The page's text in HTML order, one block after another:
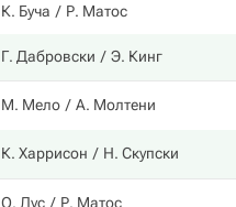
К. Буча Р. Матос
Г. Дабровски Э. Кинг
М. Мело А. Молтени
К. Харрисон Н. Скупски
О. Лус Р. Матос